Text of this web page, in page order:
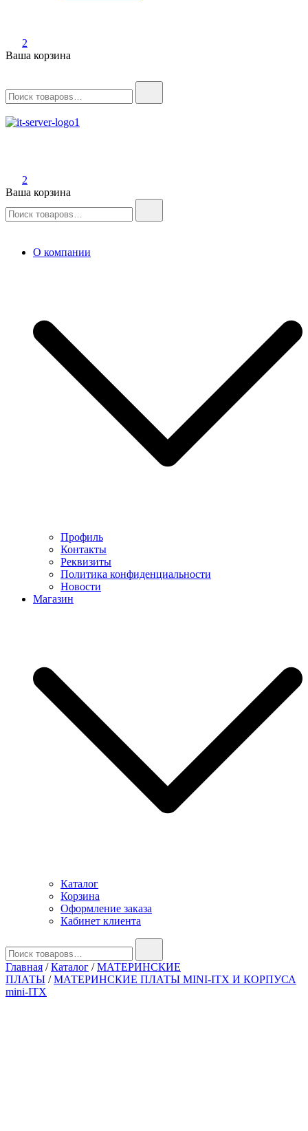
2
Ваша корзина
2
Ваша корзина
О компании
Профиль
Контакты
Реквизиты
Политика конфиденциальности
Новости
Магазин
Каталог
Корзина
Оформление заказа
Кабинет клиента
Главная /Каталог /МАТЕРИНСКИЕ
ПЛАТЫ /МАТЕРИНСКИЕ ПЛАТЫ MINI-ITX И КОРПУСА
mini-ITX